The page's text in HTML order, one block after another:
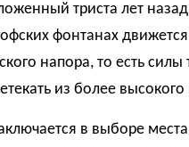
триста лет
фонтанах
напора, то есть
из более
в выборе